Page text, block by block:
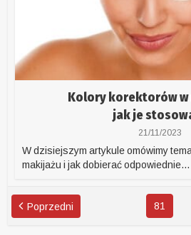
Kolory korektorów w
jak je
21/11/2023
W dzisiejszym artykule omówimy
makijażu i jak dobierać odpowiednie...
Poprzedni 81